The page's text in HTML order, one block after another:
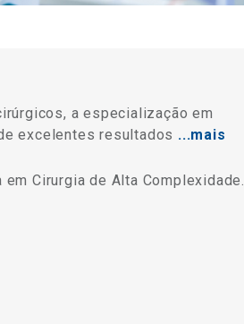
a especialização em
excelentes resultados ...mais
Cirurgia de Alta Complexidade.